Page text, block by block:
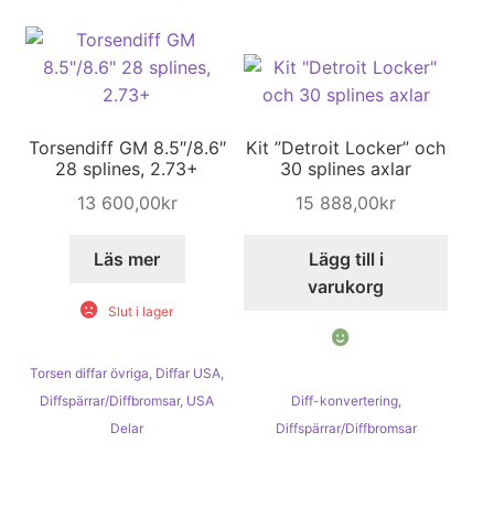
Torsendiff GM 8.5″/8.6″
28 splines, 2.73+
13 600,00kr
Läs mer
Slut i lager
Torsen diffar övriga Diffar USA
Diffspärrar/Diffbromsar, USA
Delar
Kit ”Detroit Locker” och
30 splines axlar
15 888,00kr
Lägg till i
varukorg
Diff-konvertering,
Diffspärrar/Diffbromsar